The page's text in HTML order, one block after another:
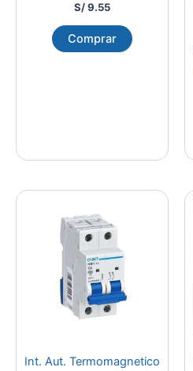
S/9.55
Comprar
Int. Aut. Termomagnetico